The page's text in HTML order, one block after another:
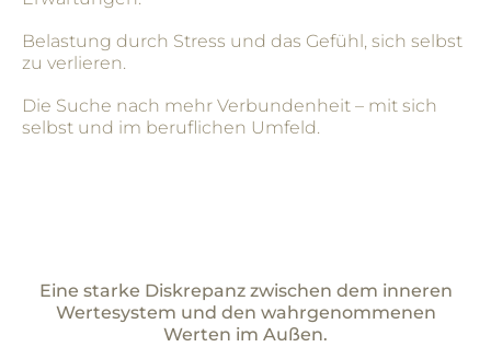
Belastung durch Stress und das Gefühl, sich selbst
zu verlieren.
Die Suche nach mehr Verbundenheit – mit sich
selbst und im beruflichen Umfeld.
Eine starke Diskrepanz zwischen dem inneren
Wertesystem und den wahrgenommenen
Werten im Außen.